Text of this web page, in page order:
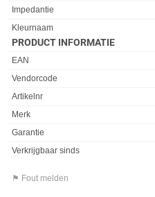
Impedantie
Kleurnaam
PRODUCT INFORMATIE
EAN
Vendorcode
Artikelnr
Merk
Garantie
Verkrijgbaar sinds
⚑ Fout melden